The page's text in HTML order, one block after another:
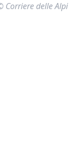
Corriere delle Alpi